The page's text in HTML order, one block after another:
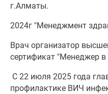
г.Алматы.
2024г "Менеджмент
Врач организатор
сертификат "Менеджер в
С 22 июля 2025 года
профилактике ВИЧ